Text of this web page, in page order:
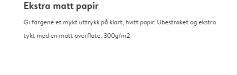
Ekstra matt papir
Gi fargene et mykt uttrykk på klart, hvitt papir. Ubestrøket og ekstra
tykt med en matt overflate. 300g/m2